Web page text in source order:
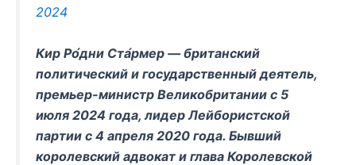
2024
Кир Ро́дни Ста́рмер — британский
политический и государственный деятель,
премьер-министр Великобритании с 5
июля 2024 года, лидер Лейбористской
партии с 4 апреля 2020 года. Бывший
королевский адвокат и глава Королевской